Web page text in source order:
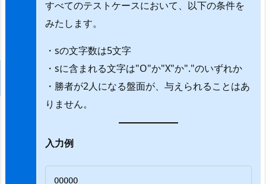
すべてのテストケースにおいて、以下の条件を
みたします。
・sの文字数は5文字
・sに含まれる文字は"O"か"X"か"."のいずれか
・勝者が2人になる盤面が、与えられることはあ
りません。
入力例
OOOOO